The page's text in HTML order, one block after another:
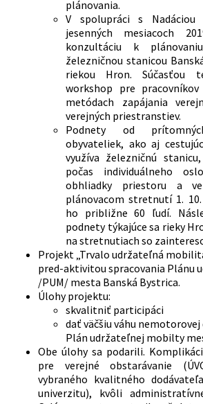
plánovania.
V spolupráci s
jesenných mesiacoch
konzultáciu k
železničnou stanicou
riekou Hron. Súčasťou
workshop pre
metódach zapájania
verejných priestranstiev.
Podnety od
obyvateliek, ako aj
využíva železničnú
počas individuálneho
obhliadky priestoru a
plánovacom stretnutí 1.
ho približne 60 ľudí.
podnety týkajúce sa rieky
na stretnutiach so
Projekt „Trvalo udržateľná
pred-aktivitou spracovania Plánu
/PUM/ mesta Banská Bystrica.
Úlohy projektu:
skvalitniť participáci
dať väčšiu váhu nemotorovej
Plán udržateľnej mobilty
Obe úlohy sa podarili.
pre verejné obstarávanie
vybraného kvalitného
univerzitu), kvôli